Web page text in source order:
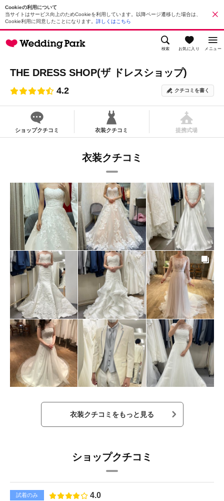
Cookieの利用について
当サイトはサービス向上のためCookieを利用しています。以降ページ遷移した場合は、
Cookie利用に同意したことになります。 詳しくはこちら
検索 お気に入り メニュー
THE DRESS SHOP(ザ ドレスショップ)
4.2 クチコミを書く
ショップクチコミ 衣装クチコミ 提携式場
衣装クチコミ
衣装クチコミをもっと見る
ショップクチコミ
試着のみ 4.0